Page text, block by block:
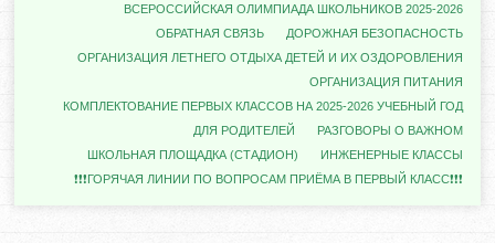
ВСЕРОССИЙСКАЯ ОЛИМПИАДА ШКОЛЬНИКОВ 2025-2026
ДОРОЖНАЯ БЕЗОПАСНОСТЬ
ОБРАТНАЯ СВЯЗЬ
ОРГАНИЗАЦИЯ ЛЕТНЕГО ОТДЫХА ДЕТЕЙ И ИХ ОЗДОРОВЛЕНИЯ
ОРГАНИЗАЦИЯ ПИТАНИЯ
КОМПЛЕКТОВАНИЕ ПЕРВЫХ КЛАССОВ НА 2025-2026 УЧЕБНЫЙ ГОД
РАЗГОВОРЫ О ВАЖНОМ
ДЛЯ РОДИТЕЛЕЙ
ИНЖЕНЕРНЫЕ КЛАССЫ
ШКОЛЬНАЯ ПЛОЩАДКА (СТАДИОН)
❗❗❗ГОРЯЧАЯ ЛИНИИ ПО ВОПРОСАМ ПРИЁМА В ПЕРВЫЙ КЛАСС❗❗❗